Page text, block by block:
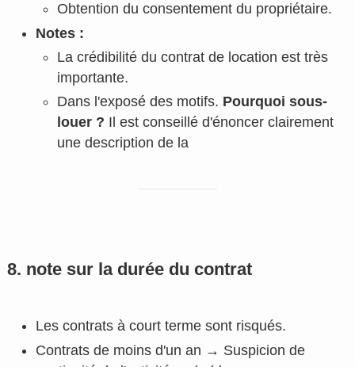
Obtention du consentement du propriétaire.
Notes :
La crédibilité du contrat de location est très
importante.
Dans l'exposé des motifs. Pourquoi sous-
louer ? Il est conseillé d'énoncer clairement
une description de la
8. note sur la durée du contrat
Les contrats à court terme sont risqués.
Contrats de moins d'un an → Suspicion de